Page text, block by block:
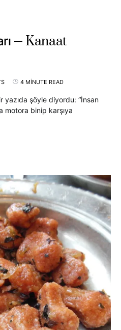
Kanaat
4 MINUTE READ
yazıda şöyle diyordu: “İnsan
motora binip karşıya